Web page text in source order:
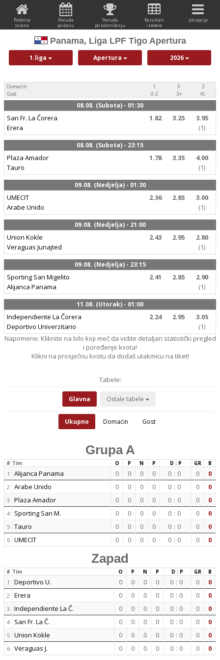
Početna
strana
Ponuda
po danu
Ponuda
po takmičenju
Rezultati
i tabele
još opcija
Panama, Liga LPF Tigo Apertura
1.liga Apertura 2026
Domaćin
Gost
1 X
2
0-2
3+ Kl.
08.08. (Subota) - 01:30
San Fr. La Čorera
Erera
1.82 3.25
3.95
(1)
08.08. (Subota) - 23:15
Plaza Amador
Tauro
1.78 3.35
4.00
(1)
09.08. (Nedjelja) - 01:30
UMECIT
Arabe Unido
2.36 2.85
3.00
(1)
09.08. (Nedjelja) - 21:00
Union Kokle
Veraguas Junajted
2.43 2.95
2.80
(1)
09.08. (Nedjelja) - 23:15
Sporting San Migelito
Alijanca Panama
2.41 2.85
2.90
(1)
11.08. (Utorak) - 01:00
Independiente La Čorera
Deportivo Univerzitario
2.24 2.95
3.05
(1)
Napomene: Kliknite na bilo koji meč da vidite detaljan statistički pregled
i poređenje kvota!
Klikni na prosječnu kvotu da dodaš utakmicu na tiket!
Tabele:
Glavna Ostale tabele
Ukupno Domaćin Gost
Grupa A
# Tim O P N P D : P GR B
1 Alijanca Panama 0 0 0 0 0 : 0 0 0
2 Arabe Unido 0 0 0 0 0 : 0 0 0
3 Plaza Amador 0 0 0 0 0 : 0 0 0
4 Sporting San M. 0 0 0 0 0 : 0 0 0
5 Tauro 0 0 0 0 0 : 0 0 0
6 UMECIT 0 0 0 0 0 : 0 0 0
Zapad
# Tim O P N P D : P GR B
1 Deportivo U. 0 0 0 0 0 : 0 0 0
2 Erera 0 0 0 0 0 : 0 0 0
3 Independiente La Č. 0 0 0 0 0 : 0 0 0
4 San Fr. La Č. 0 0 0 0 0 : 0 0 0
5 Union Kokle 0 0 0 0 0 : 0 0 0
6 Veraguas J. 0 0 0 0 0 : 0 0 0